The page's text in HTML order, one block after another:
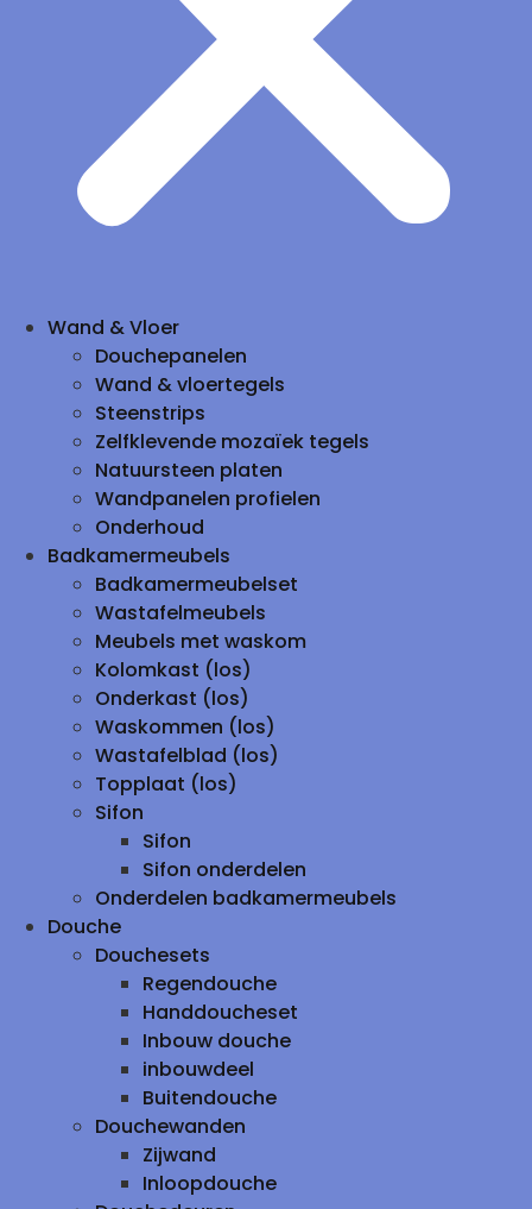
Wand & Vloer
Douchepanelen
Wand & vloertegels
Steenstrips
Zelfklevende mozaïek tegels
Natuursteen platen
Wandpanelen profielen
Onderhoud
Badkamermeubels
Badkamermeubelset
Wastafelmeubels
Meubels met waskom
Kolomkast (los)
Onderkast (los)
Waskommen (los)
Wastafelblad (los)
Topplaat (los)
Sifon
Sifon
Sifon onderdelen
Onderdelen badkamermeubels
Douche
Douchesets
Regendouche
Handdoucheset
Inbouw douche
inbouwdeel
Buitendouche
Douchewanden
Zijwand
Inloopdouche